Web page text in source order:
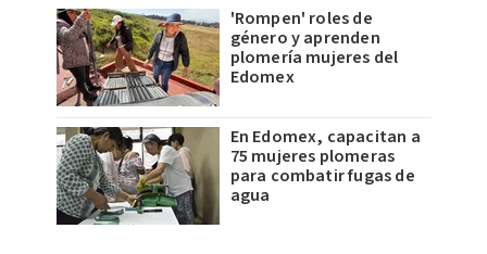
'Rompen' roles de
género y aprenden
plomería mujeres del
Edomex
En Edomex, capacitan a
75 mujeres plomeras
para combatir fugas de
agua